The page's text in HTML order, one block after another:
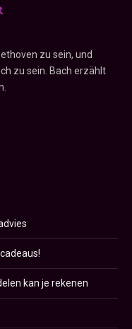
zu sein, und
zu sein. Bach erzählt
kan je rekenen